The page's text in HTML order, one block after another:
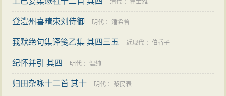
清代 ： 瞿士雅
登澧州喜晴柬刘侍御 明代 ： 潘希曾
莪默绝句集译笺乙集 其四三五 近现代 ：伯昏子
纪怀并引 其四 明代 ：温纯
归田杂咏十二首 其十 明代 ：黎民表